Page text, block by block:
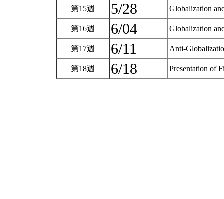
第15週 5/28 Globalization
第16週 6/04 Globalization
第17週 6/11 Anti-
第18週 6/18 Presentation of